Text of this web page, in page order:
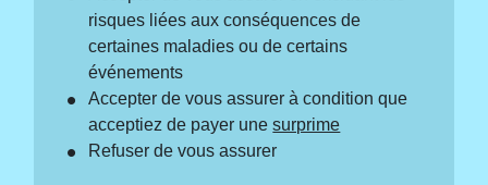
risques liées aux conséquences de
certaines maladies ou de certains
événements
Accepter de vous assurer à condition que
acceptiez de payer unesurprime
Refuser de vous assurer